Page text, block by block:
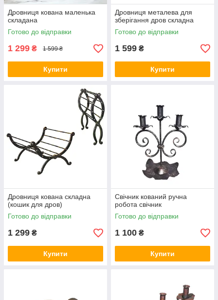
Дровниця кована маленька
складана
Готово до відправки
1 299 ₴ 1 599 ₴
Купити
Дровниця металева для
зберігання дров складна
Готово до відправки
1 599 ₴
Купити
Дровниця кована складна
(кошик для дров)
Готово до відправки
1 299 ₴
Купити
Свічник кований ручна
робота свічник
Готово до відправки
1 100 ₴
Купити